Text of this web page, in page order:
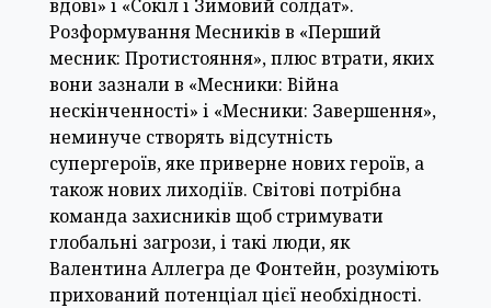
вдові» і «Сокіл і Зимовий солдат».
Розформування Месників в «Перший
месник: Протистояння», плюс втрати, яких
вони зазнали в «Месники: Війна
нескінченності» і «Месники: Завершення»,
неминуче створять відсутність
супергероїв, яке приверне нових героїв, а
також нових лиходіїв. Світові потрібна
команда захисників щоб стримувати
глобальні загрози, і такі люди, як
Валентина Аллегра де Фонтейн, розуміють
прихований потенціал цієї необхідності.